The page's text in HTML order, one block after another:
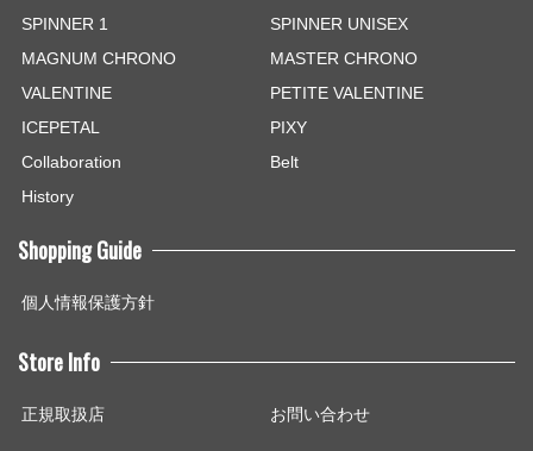
SPINNER 1
SPINNER UNISEX
MAGNUM CHRONO
MASTER CHRONO
VALENTINE
PETITE VALENTINE
ICEPETAL
PIXY
Collaboration
Belt
History
Shopping Guide
個人情報保護方針
Store Info
正規取扱店 お問い合わせ